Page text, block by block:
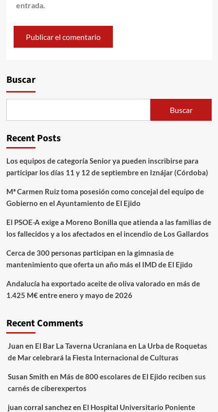
entrada.
Buscar
Buscar
Recent Posts
Los equipos de categoría Senior ya pueden inscribirse para
participar los días 11 y 12 de septiembre en Iznájar (Córdoba)
Mª Carmen Ruiz toma posesión como concejal del equipo de
Gobierno en el Ayuntamiento de El Ejido
El PSOE-A exige a Moreno Bonilla que atienda a las familias de
los fallecidos y a los afectados en el incendio de Los Gallardos
Cerca de 300 personas participan en la gimnasia de
mantenimiento que oferta un año más el IMD de El Ejido
Andalucía ha exportado aceite de oliva valorado en más de
1.425 M€ entre enero y mayo de 2026
Recent Comments
Juan en El Bar La Taverna Ucraniana en La Urba de Roquetas
de Mar celebrará la Fiesta Internacional de Culturas
Susan Smith en Más de 800 escolares de El Ejido reciben sus
carnés de ciberexpertos
juan corral sanchezen El Hospital Universitario Poniente